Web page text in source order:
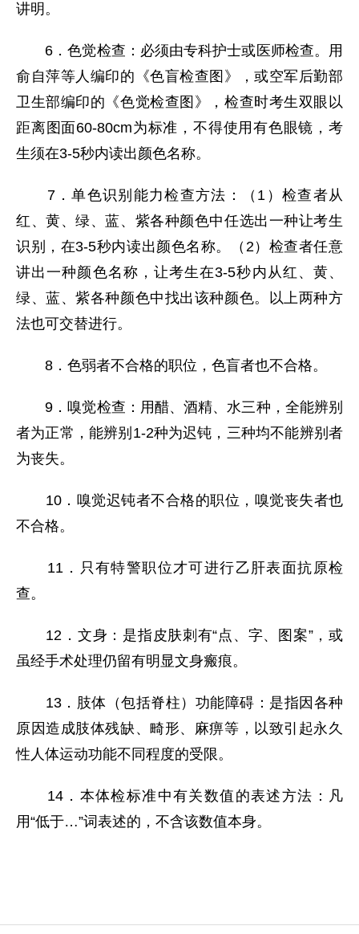
讲明。
6．色觉检查：必须由专科护士或医师检查。用
俞自萍等人编印的《色盲检查图》，或空军后勤部
卫生部编印的《色觉检查图》，检查时考生双眼以
距离图面60-80cm为标准，不得使用有色眼镜，考
生须在3-5秒内读出颜色名称。
7．单色识别能力检查方法：（1）检查者从
红、黄、绿、蓝、紫各种颜色中任选出一种让考生
识别，在3-5秒内读出颜色名称。（2）检查者任意
讲出一种颜色名称，让考生在3-5秒内从红、黄、
绿、蓝、紫各种颜色中找出该种颜色。以上两种方
法也可交替进行。
8．色弱者不合格的职位，色盲者也不合格。
9．嗅觉检查：用醋、酒精、水三种，全能辨别
者为正常，能辨别1-2种为迟钝，三种均不能辨别者
为丧失。
10．嗅觉迟钝者不合格的职位，嗅觉丧失者也
不合格。
11．只有特警职位才可进行乙肝表面抗原检
查。
12．文身：是指皮肤刺有“点、字、图案”，或
虽经手术处理仍留有明显文身瘢痕。
13．肢体（包括脊柱）功能障碍：是指因各种
原因造成肢体残缺、畸形、麻痹等，以致引起永久
性人体运动功能不同程度的受限。
14．本体检标准中有关数值的表述方法：凡
用“低于…”词表述的，不含该数值本身。